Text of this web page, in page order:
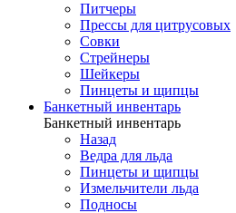
Питчеры
Прессы для цитрусовых
Совки
Стрейнеры
Шейкеры
Пинцеты и щипцы
Банкетный инвентарь
Банкетный инвентарь
Назад
Ведра для льда
Пинцеты и щипцы
Измельчители льда
Подносы